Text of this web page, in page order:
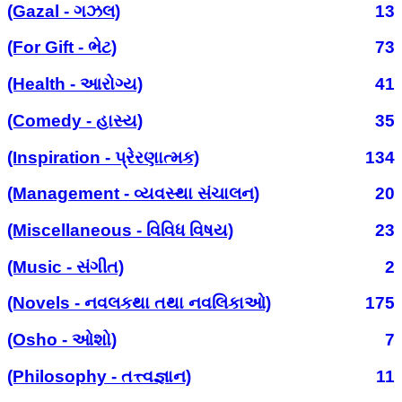
(Gazal - ગઝલ)
13
(For Gift - ભેટ)
73
(Health - આરોગ્ય)
41
(Comedy - હાસ્ય)
35
(Inspiration - પ્રેરણાત્મક)
134
(Management - વ્યવસ્થા સંચાલન)
20
(Miscellaneous - વિવિધ વિષય)
23
(Music - સંગીત)
2
(Novels - નવલકથા તથા નવલિકાઓ)
175
(Osho - ઓશો)
7
(Philosophy - તત્ત્વજ્ઞાન)
11